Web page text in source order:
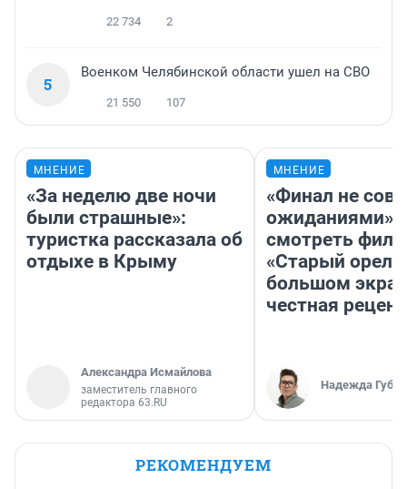
22 734 2
5
Военком Челябинской области ушел на СВО
21 550 107
МНЕНИЕ
«За неделю две ночи
были страшные»:
туристка рассказала об
отдыхе в Крыму
Александра Исмайлова
заместитель главного
редактора 63.RU
МНЕНИЕ
«Финал не
ожиданиями»:
смотреть
«Старый орел»
большом
честная
Надежда
РЕКОМЕНДУЕМ